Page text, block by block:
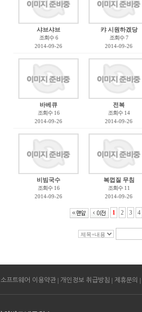
샤브샤브
조회수 6
2014-09-26
캬 시원하겠당
조회수 7
2014-09-26
바베큐
조회수 16
2014-09-26
전복
조회수 14
2014-09-26
비빔국수
조회수 16
2014-09-26
복껍질 무침
조회수 11
2014-09-26
1 2 3 4
소프트웨어 이용약관 | 개인정보 취급방침 | 제휴문의 |